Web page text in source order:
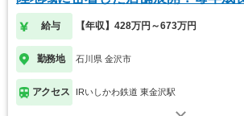
業
給与 【年収】428万円～673万円
勤務地 石川県 金沢市
アクセス IRいしかわ鉄道 東金沢駅